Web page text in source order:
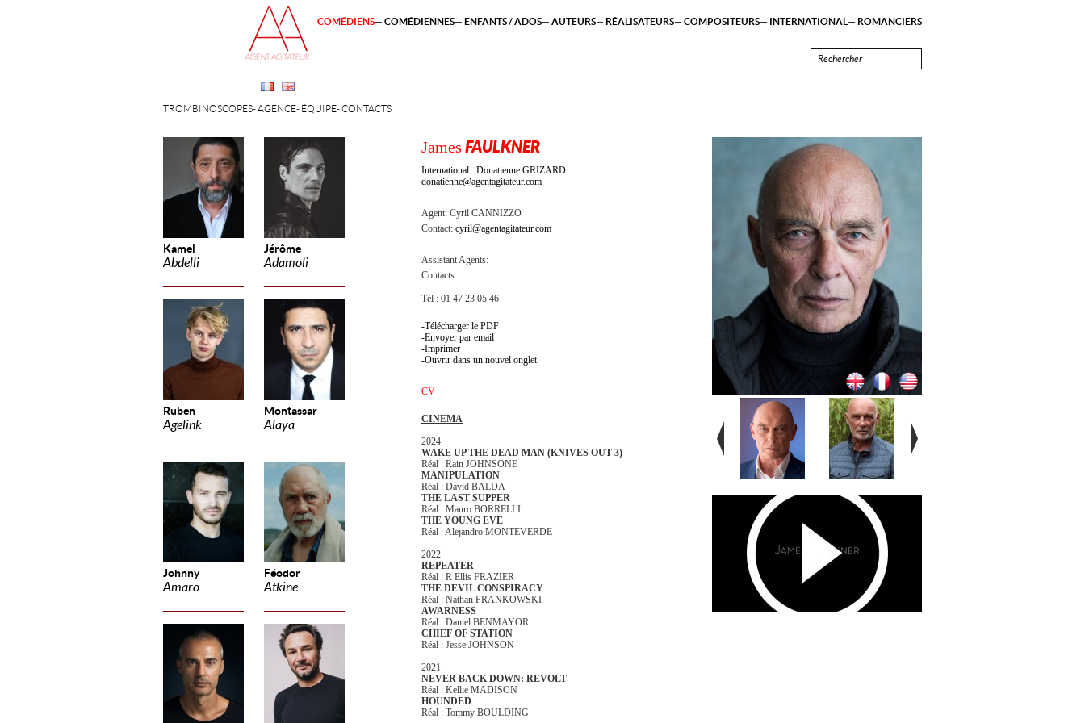
Kamel
Abdelli
Jérôme
Adamoli
Ruben
Agelink
Montassar
Alaya
Johnny
Amaro
Féodor
Atkine
TROMBINOSCOPES AGENCE ÉQUIPE CONTACTS
COMÉDIENS COMÉDIENNES ENFANTS / ADOS AUTEURS RÉALISATEURS COMPOSITEURS INTERNATIONAL ROMANCIERS
James FAULKNER
International : Donatienne GRIZARD
donatienne@agentagitateur.com
Agent: Cyril CANNIZZO
Contact: cyril@agentagitateur.com
Assistant Agents:
Contacts:
Tél : 01 47 23 05 46
Télécharger le PDF
Envoyer par email
Imprimer
Ouvrir dans un nouvel onglet
CV
CINEMA
2024
WAKE UP THE DEAD MAN (KNIVES OUT 3)
Réal : Rain JOHNSONE
MANIPULATION
Réal : David BALDA
THE LAST SUPPER
Réal : Mauro BORRELLI
THE YOUNG EVE
Réal : Alejandro MONTEVERDE
2022
REPEATER
Réal : R Ellis FRAZIER
THE DEVIL CONSPIRACY
Réal : Nathan FRANKOWSKI
AWARNESS
Réal : Daniel BENMAYOR
CHIEF OF STATION
Réal : Jesse JOHNSON
2021
NEVER BACK DOWN: REVOLT
Réal : Kellie MADISON
HOUNDED
Réal : Tommy BOULDING